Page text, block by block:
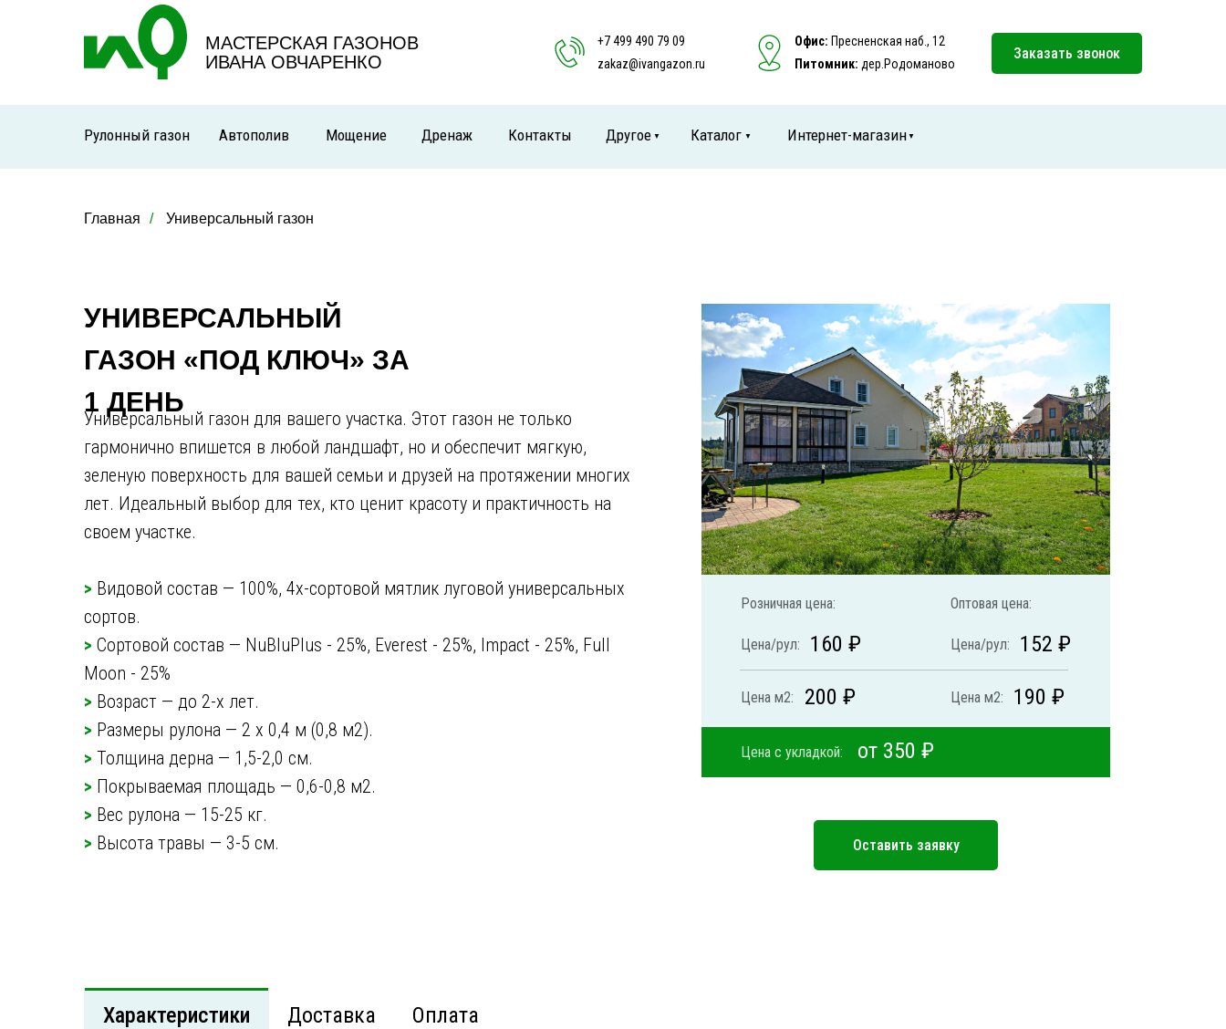
Заказать звонок
Офис: Пресненская наб., 12
Питомник: дер.Родоманово
+7 499 490 79 09
zakaz@ivangazon.ru
Мастерская
газонов
Ивана Овчаренко
+7 499 490 79 09
МАСТЕРСКАЯ ГАЗОНОВ
ИВАНА ОВЧАРЕНКО
Рулонный газон Автополив Интернет-магазин
Каталог
Другое ▼
▼
▼
Дренаж
Мощение Контакты
Главная / Универсальный газон
УНИВЕРСАЛЬНЫЙ
ГАЗОН «ПОД КЛЮЧ» ЗА
1 ДЕНЬ
Универсальный газон для вашего участка. Этот газон не только
гармонично впишется в любой ландшафт, но и обеспечит мягкую,
зеленую поверхность для вашей семьи и друзей на протяжении многих
лет. Идеальный выбор для тех, кто ценит красоту и практичность на
своем участке.
> Видовой состав — 100%, 4х-сортовой мятлик луговой универсальных
сортов.
> Сортовой состав — NuBluPlus - 25%, Everest - 25%, Impact - 25%, Full
Moon - 25%
> Возраст — до 2-х лет.
> Размеры рулона — 2 х 0,4 м (0,8 м2).
> Толщина дерна — 1,5-2,0 см.
> Покрываемая площадь — 0,6-0,8 м2.
> Вес рулона — 15-25 кг.
> Высота травы — 3-5 см. Оставить заявку
Цена с укладкой:
Розничная цена:
от 350 ₽
Цена/рул: 160 ₽
Цена м2:
Оптовая цена:
200 ₽
Цена/рул: 152 ₽
Цена м2: 190 ₽
Характеристики Доставка Оплата